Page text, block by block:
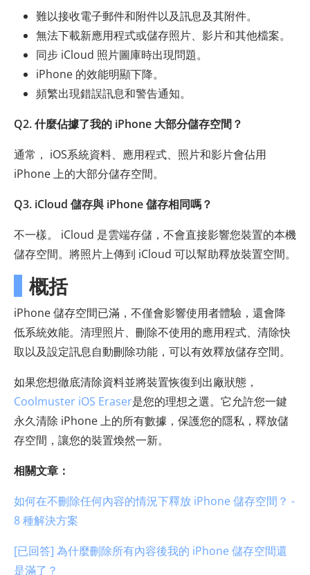
難以接收電子郵件和附件以及訊息及其附件。
無法下載新應用程式或儲存照片、影片和其他檔案。
同步 iCloud 照片圖庫時出現問題。
iPhone 的效能明顯下降。
頻繁出現錯誤訊息和警告通知。
Q2. 什麼佔據了我的 iPhone 大部分儲存空間？
通常， iOS系統資料、應用程式、照片和影片會佔用
iPhone 上的大部分儲存空間。
Q3. iCloud 儲存與 iPhone 儲存相同嗎？
不一樣。 iCloud 是雲端存儲，不會直接影響您裝置的本機
儲存空間。將照片上傳到 iCloud 可以幫助釋放裝置空間。
概括
iPhone 儲存空間已滿，不僅會影響使用者體驗，還會降
低系統效能。清理照片、刪除不使用的應用程式、清除快
取以及設定訊息自動刪除功能，可以有效釋放儲存空間。
如果您想徹底清除資料並將裝置恢復到出廠狀態，
Coolmuster iOS Eraser是您的理想之選。它允許您一鍵
永久清除 iPhone 上的所有數據，保護您的隱私，釋放儲
存空間，讓您的裝置煥然一新。
相關文章：
如何在不刪除任何內容的情況下釋放 iPhone 儲存空間？ -
8 種解決方案
[已回答] 為什麼刪除所有內容後我的 iPhone 儲存空間還
是滿了？